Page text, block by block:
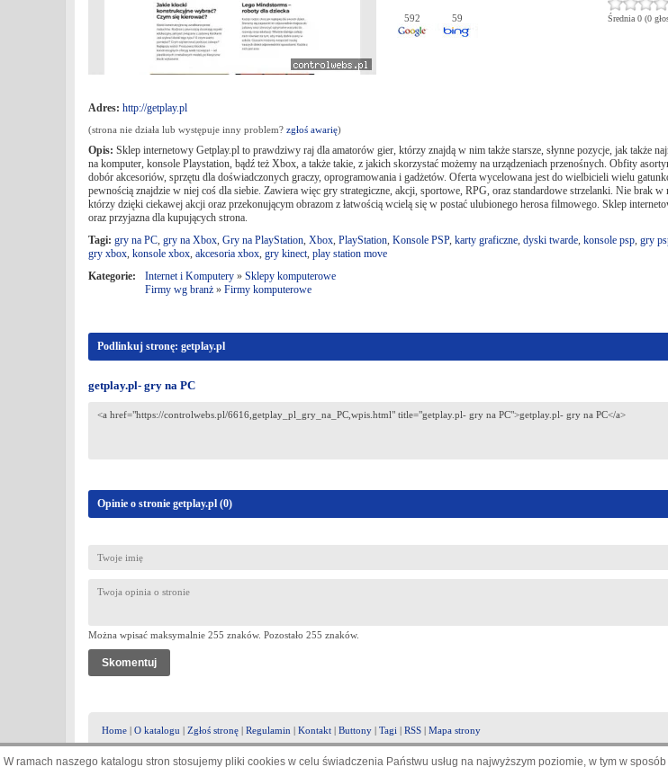
592 59 Średnia 0 (0
Adres: http://getplay.pl
(strona nie działa lub występuje inny problem? zgłoś awarię)
Opis: Sklep internetowy Getplay.pl to prawdziwy raj dla amatorów gier, którzy znajdą w nim także starsze, słynne pozycje, jak także
na komputer, konsole Playstation, bądź też Xbox, a także takie, z jakich skorzystać możemy na urządzeniach przenośnych. Obfity
dobór akcesoriów, sprzętu dla doświadczonych graczy, oprogramowania i gadżetów. Oferta wycelowana jest do wielbicieli wielu
pewnością znajdzie w niej coś dla siebie. Zawiera więc gry strategiczne, akcji, sportowe, RPG, oraz standardowe strzelanki. Nie brak w
którzy dzięki ciekawej akcji oraz przekonującym obrazom z łatwością wcielą się w postać ulubionego herosa filmowego. Sklep
oraz przyjazna dla kupujących strona.
Tagi: gry na PC, gry na Xbox, Gry na PlayStation, Xbox, PlayStation, Konsole PSP, karty graficzne, dyski twarde, konsole psp, gry
gry xbox, konsole xbox, akcesoria xbox, gry kinect, play station move
Kategorie:
Internet i Komputery » Sklepy komputerowe
Firmy wg branż » Firmy komputerowe
Podlinkuj stronę: getplay.pl
getplay.pl- gry na PC
Opinie o stronie getplay.pl (0)
Można wpisać maksymalnie 255 znaków. Pozostało 255 znaków.
Home | O katalogu | Zgłoś stronę | Regulamin | Kontakt | Buttony | Tagi | RSS | Mapa strony
W ramach naszego katalogu stron stosujemy pliki cookies w celu świadczenia Państwu usług na najwyższym poziomie, w tym w